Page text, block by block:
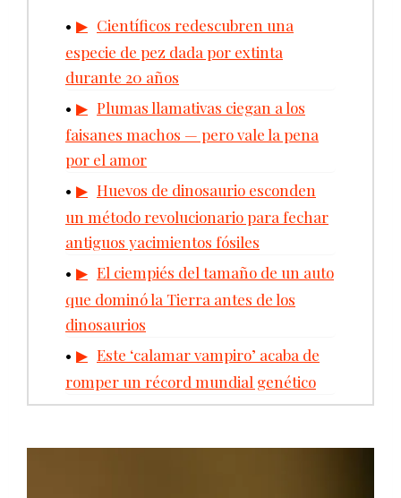
Científicos redescubren una
especie de pez dada por extinta
durante 20 años
Plumas llamativas ciegan a los
faisanes machos — pero vale la pena
por el amor
Huevos de dinosaurio esconden
un método revolucionario para fechar
antiguos yacimientos fósiles
El ciempiés del tamaño de un auto
que dominó la Tierra antes de los
dinosaurios
Este ‘calamar vampiro’ acaba de
romper un récord mundial genético